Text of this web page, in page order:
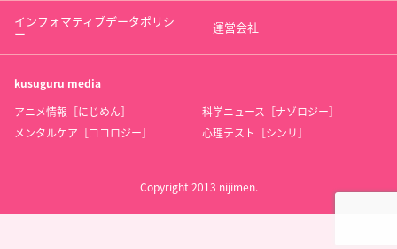
インフォマティブデータポリシ
ー 運営会社
kusuguru media
アニメ情報［にじめん］
科学ニュース［ナゾロジー］
メンタルケア［ココロジー］
心理テスト［シンリ］
Copyright 2013 nijimen.